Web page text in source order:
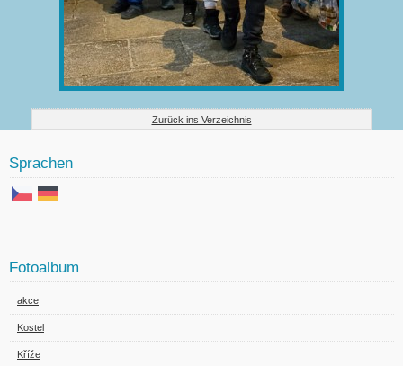
Zurück ins Verzeichnis
Sprachen
Fotoalbum
akce
Kostel
Kříže